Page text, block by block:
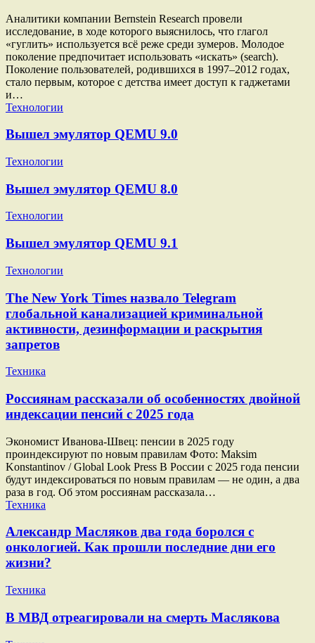
Аналитики компании Bernstein Research провели
исследование, в ходе которого выяснилось, что глагол
«гуглить» используется всё реже среди зумеров. Молодое
поколение предпочитает использовать «искать» (search).
Поколение пользователей, родившихся в 1997–2012 годах,
стало первым, которое с детства имеет доступ к гаджетами
и…
Технологии
Вышел эмулятор QEMU 9.0
Технологии
Вышел эмулятор QEMU 8.0
Технологии
Вышел эмулятор QEMU 9.1
Технологии
The New York Times назвало Telegram
глобальной канализацией криминальной
активности, дезинформации и раскрытия
запретов
Техника
Россиянам рассказали об особенностях двойной
индексации пенсий с 2025 года
Экономист Иванова-Швец: пенсии в 2025 году
проиндексируют по новым правилам Фото: Maksim
Konstantinov / Global Look Press В России с 2025 года пенсии
будут индексироваться по новым правилам — не один, а два
раза в год. Об этом россиянам рассказала…
Техника
Александр Масляков два года боролся с
онкологией. Как прошли последние дни его
жизни?
Техника
В МВД отреагировали на смерть Маслякова